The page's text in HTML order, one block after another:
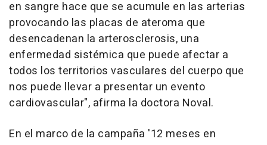
en sangre hace que se acumule en las arterias
provocando las placas de ateroma que
desencadenan la arterosclerosis, una
enfermedad sistémica que puede afectar a
todos los territorios vasculares del cuerpo que
nos puede llevar a presentar un evento
cardiovascular", afirma la doctora Noval.
En el marco de la campaña '12 meses en